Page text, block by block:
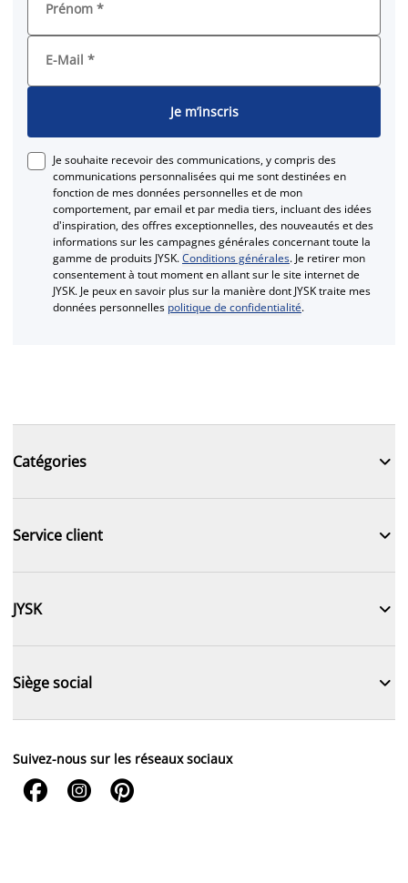
Prénom *
E-Mail *
Je m’inscris
Je souhaite recevoir des communications, y compris des
communications personnalisées qui me sont destinées en
fonction de mes données personnelles et de mon
comportement, par email et par media tiers, incluant des idées
d'inspiration, des offres exceptionnelles, des nouveautés et des
informations sur les campagnes générales concernant toute la
gamme de produits JYSK.Conditions générales. Je retirer mon
consentement à tout moment en allant sur le site internet de
JYSK. Je peux en savoir plus sur la manière dont JYSK traite mes
données personnelles politique de confidentialité.
Catégories 
Service client 
JYSK 
Siège social 
Suivez-nous sur les réseaux sociaux
  